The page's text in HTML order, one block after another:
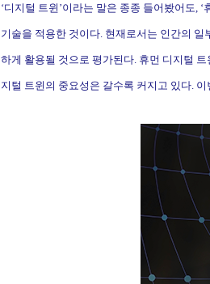
‘디지털 트윈 ’이라는 말은 종종 들어봤어도, ‘
기술을 적용한 것이다. 현재로서는 인간의 일
하게 활용될 것으로 평가된다. 휴먼 디지털
지털 트윈의 중요성은 갈수록 커지고 있다. 이